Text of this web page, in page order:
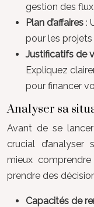
gestion des
Plan d’affaires :
pour les projets
Justificatifs de
Expliquez
pour financer
Analyser sa
Avant de se
crucial
mieux
prendre des
Capacités de